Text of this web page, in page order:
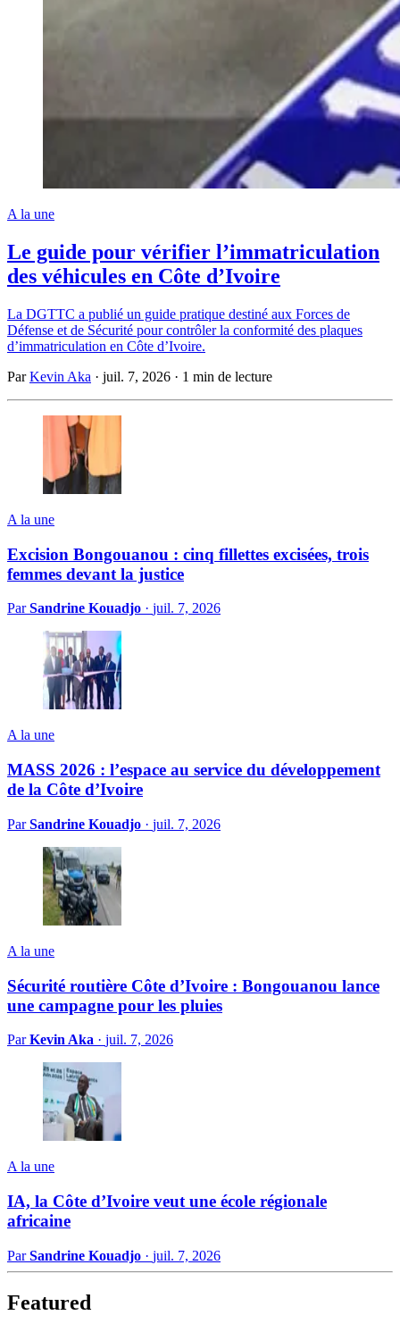
A la une
Le guide pour vérifier l’immatriculation
des véhicules en Côte d’Ivoire
La DGTTC a publié un guide pratique destiné aux Forces de
Défense et de Sécurité pour contrôler la conformité des plaques
d’immatriculation en Côte d’Ivoire.
ParKevin Aka · juil. 7, 2026 · 1 min de lecture
A la une
Excision Bongouanou : cinq fillettes excisées, trois
femmes devant la justice
ParSandrine Kouadjo · juil. 7, 2026
A la une
MASS 2026 : l’espace au service du développement
de la Côte d’Ivoire
ParSandrine Kouadjo · juil. 7, 2026
A la une
Sécurité routière Côte d’Ivoire : Bongouanou lance
une campagne pour les pluies
ParKevin Aka · juil. 7, 2026
A la une
IA, la Côte d’Ivoire veut une école régionale
africaine
ParSandrine Kouadjo · juil. 7, 2026
Featured